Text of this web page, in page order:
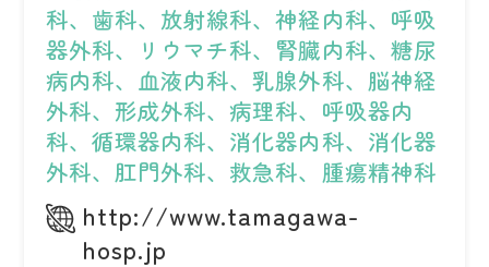
科、歯科、放射線科、神経内科、呼吸
器外科、リウマチ科、腎臓内科、糖尿
病内科、血液内科、乳腺外科、脳神経
外科、形成外科、病理科、呼吸器内
科、循環器内科、消化器内科、消化器
外科、肛門外科、救急科、腫瘍精神科
http://www.tamagawa-
hosp.jp